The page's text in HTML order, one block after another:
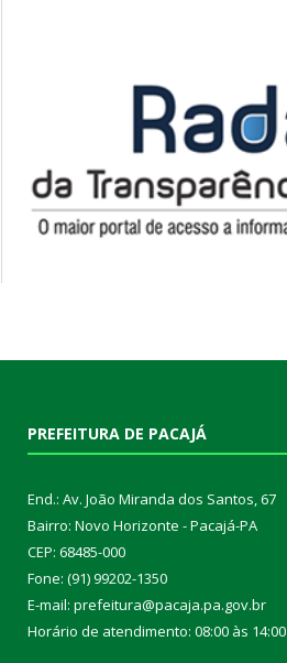
PREFEITURA DE PACAJÁ
End.: Av. João Miranda dos Santos, 67
Bairro: Novo Horizonte - Pacajá-PA
CEP: 68485-000
Fone: (91) 99202-1350
E-mail: prefeitura@pacaja.pa.gov.br
Horário de atendimento: 08:00 às 14:00